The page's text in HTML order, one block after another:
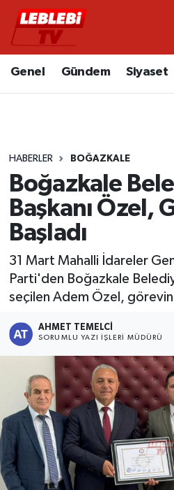
Genel Gündem Siyaset
HABERLER BOĞAZKALE
Boğazkale
Başkanı Özel,
Başladı
31 Mart Mahalli İdareler
Parti'den Boğazkale
seçilen Adem Özel,
AHMET TEMELCI
SORUMLU YAZI İŞLERI MÜDÜRÜ
Hava Durumu
Süper Lig Puan Durumu
Tüm Manşetler
Son Dakika Haberleri
Haber Arşivi